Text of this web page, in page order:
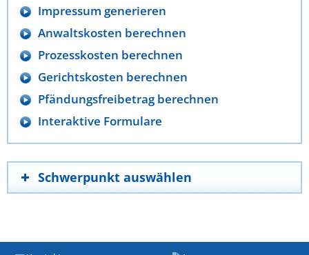
Impressum generieren
Anwaltskosten berechnen
Prozesskosten berechnen
Gerichtskosten berechnen
Pfändungsfreibetrag berechnen
Interaktive Formulare
Schwerpunkt auswählen